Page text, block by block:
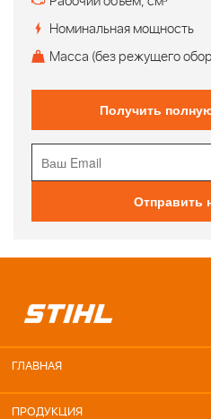
Номинальная мощность
Масса (без режущего
Получить
Отправить
ГЛАВНАЯ
ПРОДУКЦИЯ